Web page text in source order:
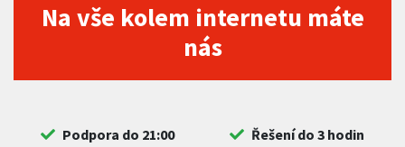
Na vše kolem internetu máte
nás
Podpora do 21:00 Řešení do 3 hodin